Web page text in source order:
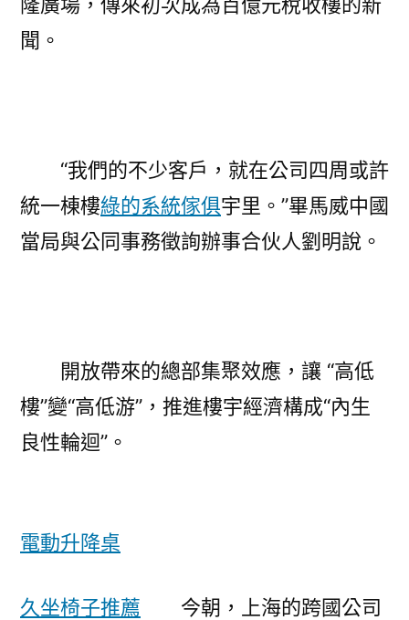
聞。
“我們的不少客戶，就在公司四周或許
統一棟樓綠的系統傢俱宇里。”畢馬威中國
當局與公同事務徵詢辦事合伙人劉明說。
開放帶來的總部集聚效應，讓 “高低
樓”變“高低游”，推進樓宇經濟構成“內生
良性輪迴”。
電動升降桌
久坐椅子推薦 今朝，上海的跨國公司